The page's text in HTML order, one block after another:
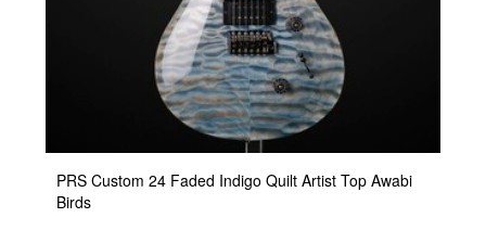
PRS Custom 24 Faded Indigo Quilt Artist Top Awabi
Birds